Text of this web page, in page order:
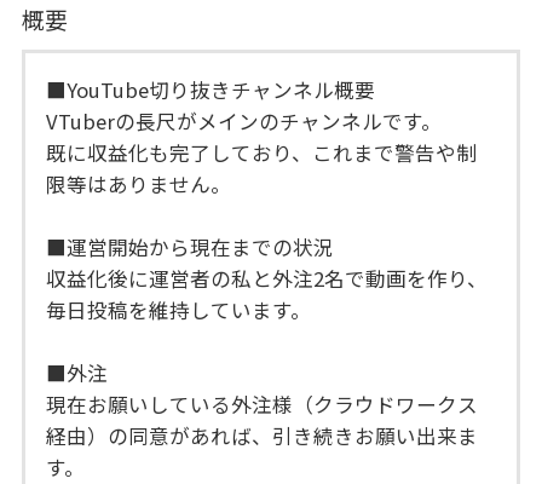
概要
■YouTube切り抜きチャンネル概要
VTuberの長尺がメインのチャンネルです。
既に収益化も完了しており、これまで警告や制
限等はありません。
■運営開始から現在までの状況
収益化後に運営者の私と外注2名で動画を作り、
毎日投稿を維持しています。
■外注
現在お願いしている外注様（クラウドワークス
経由）の同意があれば、引き続きお願い出来ま
す。